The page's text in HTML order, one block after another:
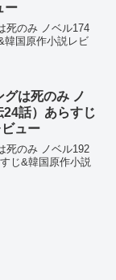
ー
死のみ ノベル174
韓国原作小説レビ
は死のみ ノ
話）あらすじ
ュー
死のみ ノベル192
じ&韓国原作小説